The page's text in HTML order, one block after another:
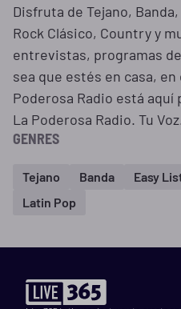
Disfruta de Tejano,
Rock Clásico, Country y
entrevistas, programas
sea que estés en casa,
Poderosa Radio está
La Poderosa Radio. Tu
GENRES
Tejano Banda Easy
Latin Pop